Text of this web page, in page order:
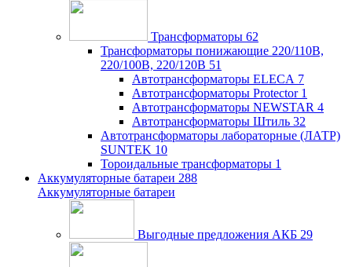
Трансформаторы 62
Трансформаторы понижающие 220/110В,
220/100В, 220/120В 51
Автотрансформаторы ELECA 7
Автотрансформаторы Protector 1
Автотрансформаторы NEWSTAR 4
Автотрансформаторы Штиль 32
Автотрансформаторы лабораторные (ЛАТР)
SUNTEK 10
Тороидальные трансформаторы 1
Аккумуляторные батареи 288
Аккумуляторные батареи
Выгодные предложения АКБ 29